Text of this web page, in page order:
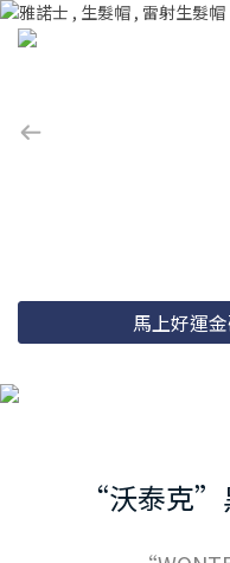
馬上好運
“沃泰克”